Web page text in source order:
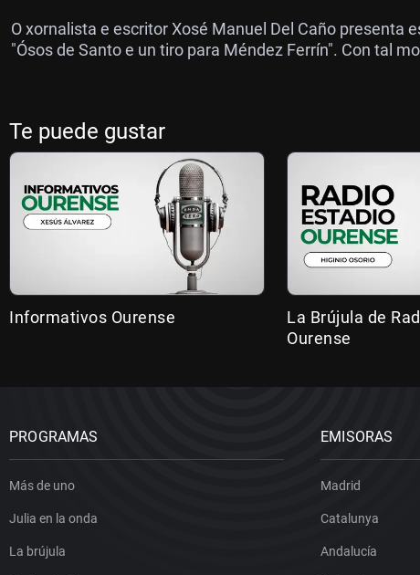
O xornalista e escritor Xosé Manuel Del Caño presenta
"Ósos de Santo e un tiro para Méndez Ferrín". Con tal
Te puede gustar
Informativos Ourense
La Brújula de
Ourense
PROGRAMAS
Más de uno
Julia en la onda
La brújula
EMISORAS
Madrid
Catalunya
Andalucía